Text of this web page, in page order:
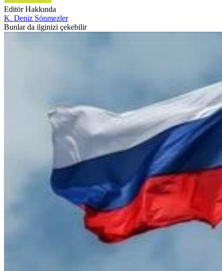
Editör Hakkında
K. Deniz Sönmezler
Bunlar da ilginizi çekebilir